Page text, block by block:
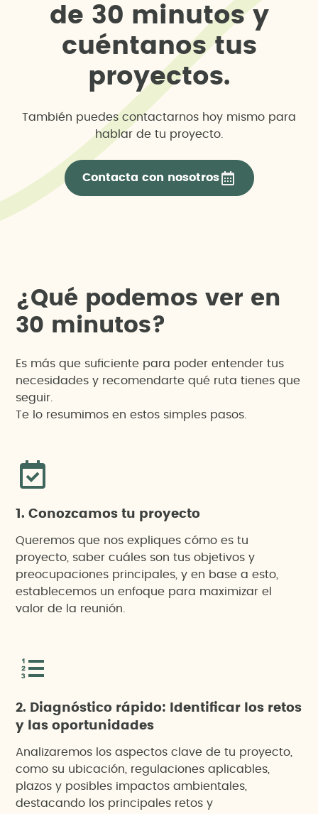
d e 30 minutos y
cuéntanos tus
proyectos.
También puedes contactarnos hoy mismo para
hablar de tu proyecto.
Contacta con nosotros
¿Qué pod emos ver en
30 minutos?
Es más que suficiente para poder entender tus
necesidades y recomendarte qué ruta tienes que
seguir.
Te lo resumimos en estos simples pasos.
1. Conozcamos tu proyecto
Queremos que nos expliques cómo es tu
proyecto, saber cuáles son tus objetivos y
preocupaciones principales, y en base a esto,
establecemos un enfoque para maximizar el
valor de la reunión.
2. Diagnóstico rápido: Identificar los retos
y las oportunidades
Analizaremos los aspectos clave de tu proyecto,
como su ubicación, regulaciones aplicables,
plazos y posibles impactos ambientales,
destacando los principales retos y